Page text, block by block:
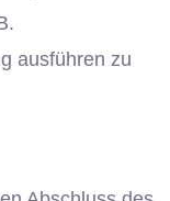
ausführen zu